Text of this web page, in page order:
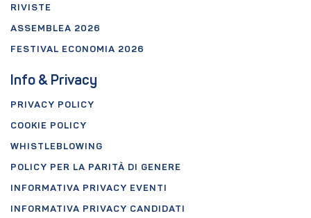
RIVISTE
ASSEMBLEA 2026
FESTIVAL ECONOMIA 2026
Info & Privacy
PRIVACY POLICY
COOKIE POLICY
WHISTLEBLOWING
POLICY PER LA PARITÀ DI GENERE
INFORMATIVA PRIVACY EVENTI
INFORMATIVA PRIVACY CANDIDATI